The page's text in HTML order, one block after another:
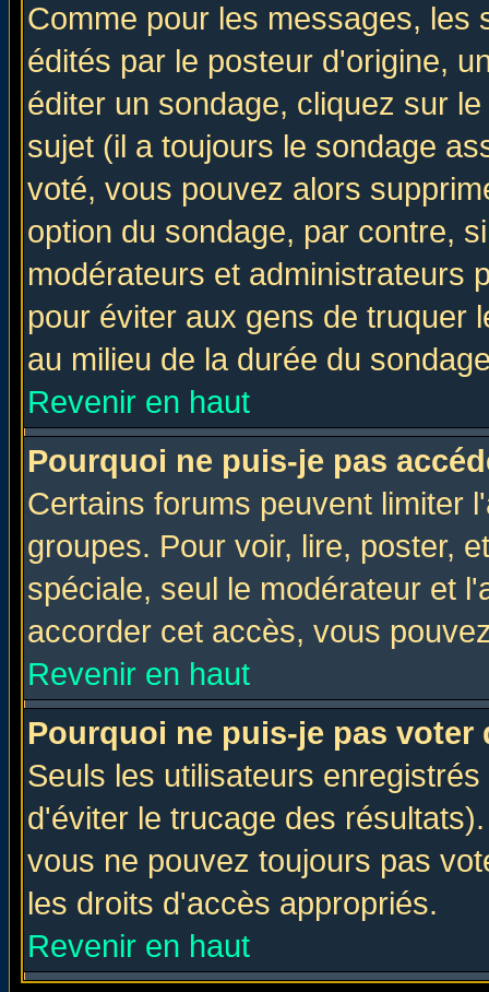
Comme pour les messages, les
édités par le posteur d'origine,
éditer un sondage, cliquez sur
sujet (il a toujours le sondage
voté, vous pouvez alors
option du sondage, par contre,
modérateurs et administrateurs
pour éviter aux gens de truquer
au milieu de la durée du
Revenir en haut
Pourquoi ne puis-je pas
Certains forums peuvent limiter
groupes. Pour voir, lire, poster,
spéciale, seul le modérateur et
accorder cet accès, vous
Revenir en haut
Pourquoi ne puis-je pas voter
Seuls les utilisateurs
d'éviter le trucage des
vous ne pouvez toujours pas
les droits d'accès appropriés.
Revenir en haut